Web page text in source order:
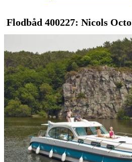
Flodbåd 400227: Nicols Octo